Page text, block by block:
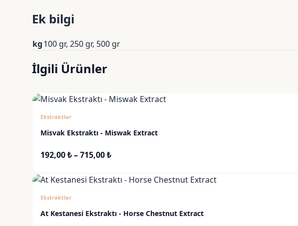
Ek bilgi
kg100 gr, 250 gr, 500 gr
İlgili Ürünler
Ekstraktlar
Misvak Ekstraktı - Miswak Extract
192,00₺–715,00₺Fiyat
192,00 ₺
Ekstraktlar
At Kestanesi Ekstraktı - Horse Chestnut Extract